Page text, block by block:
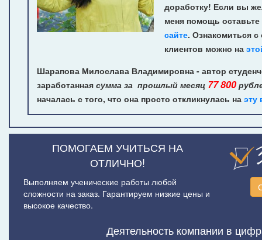
доработку! Если вы
меня помощь оставьте
сайте. Ознакомиться
клиентов можно на
Шарапова Милослава Владимировна - автор
заработанная сумма за прошлый месяц 77 800
началась с того, что она просто откликнулась на эту
ПОМОГАЕМ УЧИТЬСЯ НА
ОТЛИЧНО!
Выполняем ученические работы любой
сложности на заказ. Гарантируем низкие цены и
высокое качество.
Деятельность компании в